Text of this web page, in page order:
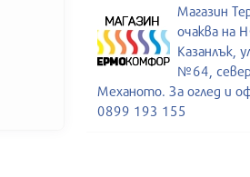
Магазин
очаква на
Казанлък,
№64,
Механото. За оглед и
0899 193 155